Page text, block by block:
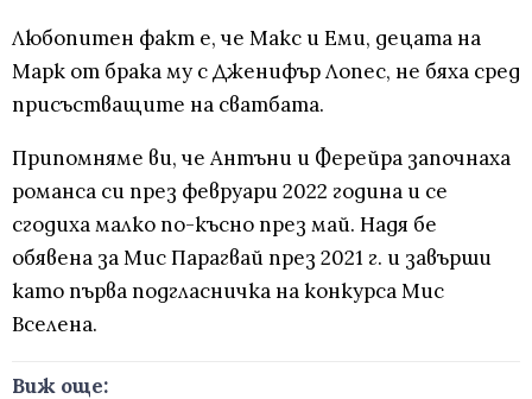
Любопитен факт е, че Макс и Еми, децата на
Марк от брака му с Дженифър Лопес, не бяха сред
присъстващите на сватбата.
Припомняме ви, че Антъни и Ферейра започнаха
романса си през февруари 2022 година и се
сгодиха малко по-късно през май. Надя бе
обявена за Мис Парагвай през 2021 г. и завърши
като първа подгласничка на конкурса Мис
Вселена.
Виж още: